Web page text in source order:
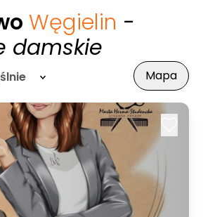
Węgielin -
damskie
Mapa